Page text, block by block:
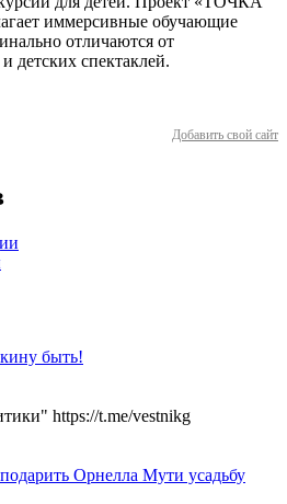
иммерсивные обучающие
отличаются от
детских спектаклей.
Добавить свой сайт
быть!
https://t.me/vestnikg
Орнелла Мути усадьбу